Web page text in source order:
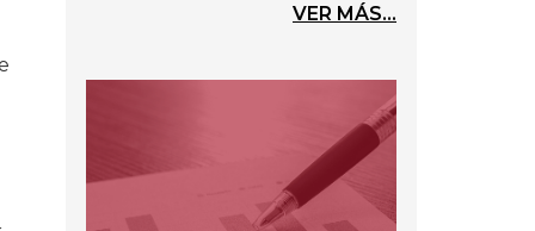
VER MÁS...